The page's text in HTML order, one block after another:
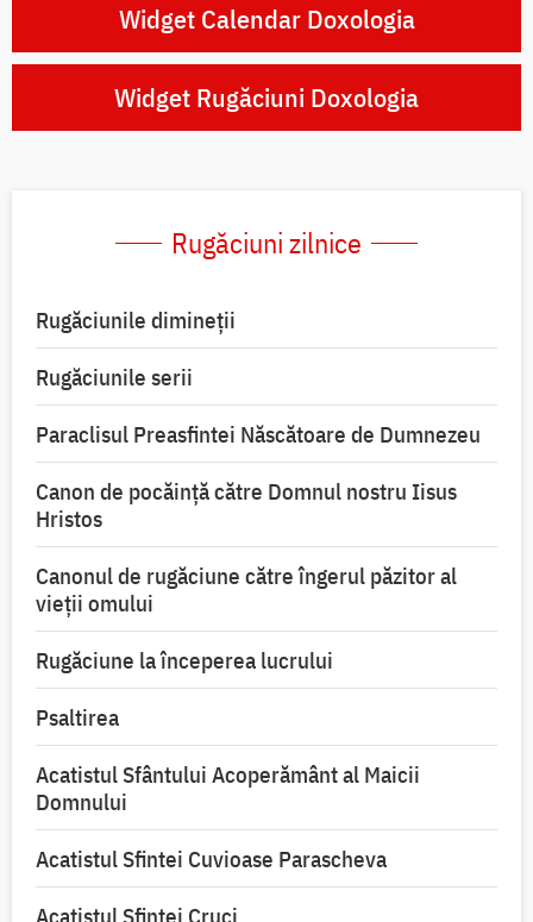
Widget Calendar Doxologia
Widget Rugăciuni Doxologia
Rugăciuni zilnice
Rugăciunile dimineții
Rugăciunile serii
Paraclisul Preasfintei Născătoare de Dumnezeu
Canon de pocăință către Domnul nostru Iisus
Hristos
Canonul de rugăciune către îngerul păzitor al
vieții omului
Rugăciune la începerea lucrului
Psaltirea
Acatistul Sfântului Acoperământ al Maicii
Domnului
Acatistul Sfintei Cuvioase Parascheva